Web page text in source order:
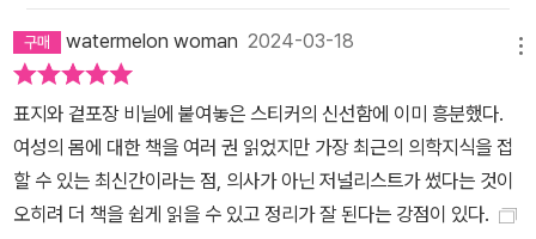
은 것이 달라진다는 것을 깨달은 과학자들, 문제를 완전히 새롭고 총
체적인 시각으로 바라보기 시작한 연구자들을 만날 수 있다. 질 미생
물 연구자 아히노암 레브사기와 캐럴라인 미첼은 세균성 질염 환자들
의 고통을 진지하게 여기고 감염과 재감염이라는 악순환의 고리를 끊
겠다는 일념으로 질 미생물군 이식 연구를 진행하고 있다. 자궁내막
증을 중점적으로 연구하는 미국 유일의 공학 연구소를 개소한 그리피
watermelon woman 2024-03-18
표지와 겉포장 비닐에 붙여놓은 스티커의 신선함에 이미 흥분했다.
여성의 몸에 대한 책을 여러 권 읽었지만 가장 최근의 의학지식을 접
할 수 있는 최신간이라는 점, 의사가 아닌 저널리스트가 썼다는 것이
오히려 더 책을 쉽게 읽을 수 있고 정리가 잘 된다는 강점이 있다.